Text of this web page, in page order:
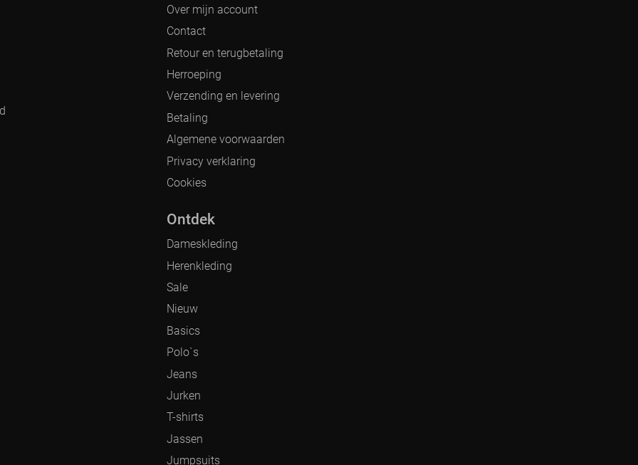
Over mijn account
Contact
Retour en terugbetaling
Herroeping
Verzending en levering
Betaling
Algemene voorwaarden
Privacy verklaring
Cookies
Ontdek
Dameskleding
Herenkleding
Sale
Nieuw
Basics
Polo`s
Jeans
Jurken
T-shirts
Jassen
Jumpsuits